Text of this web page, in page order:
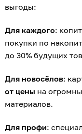
выгоды:
Для каждого:
покупки по
до 30% будущих
Для новосёлов:
от цены на
материалов.
Для профи: